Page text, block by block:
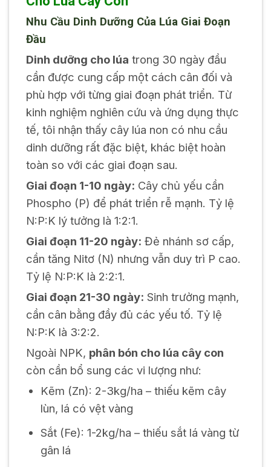
Nhu Cầu Dinh Dưỡng Của Lúa Giai Đoạn
Đầu
Dinh dưỡng cho lúa trong 30 ngày đầu
cần được cung cấp một cách cân đối và
phù hợp với từng giai đoạn phát triển. Từ
kinh nghiệm nghiên cứu và ứng dụng thực
tế, tôi nhận thấy cây lúa non có nhu cầu
dinh dưỡng rất đặc biệt, khác biệt hoàn
toàn so với các giai đoạn sau.
Giai đoạn 1-10 ngày: Cây chủ yếu cần
Phospho (P) để phát triển rễ mạnh. Tỷ lệ
N:P:K lý tưởng là 1:2:1.
Giai đoạn 11-20 ngày: Đẻ nhánh sơ cấp,
cần tăng Nitơ (N) nhưng vẫn duy trì P cao.
Tỷ lệ N:P:K là 2:2:1.
Giai đoạn 21-30 ngày: Sinh trưởng mạnh,
cần cân bằng đầy đủ các yếu tố. Tỷ lệ
N:P:K là 3:2:2.
Ngoài NPK, phân bón cho lúa cây con
còn cần bổ sung các vi lượng như:
Kẽm (Zn): 2-3kg/ha – thiếu kẽm cây
lùn, lá có vệt vàng
Sắt (Fe): 1-2kg/ha – thiếu sắt lá vàng từ
gân lá